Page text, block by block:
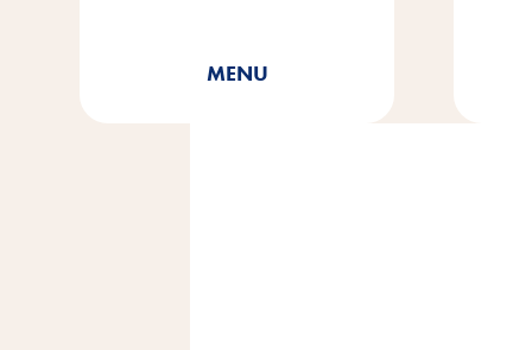
Cat Yums